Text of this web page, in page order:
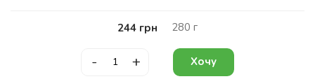
244 грн 280 г
- + Хочу